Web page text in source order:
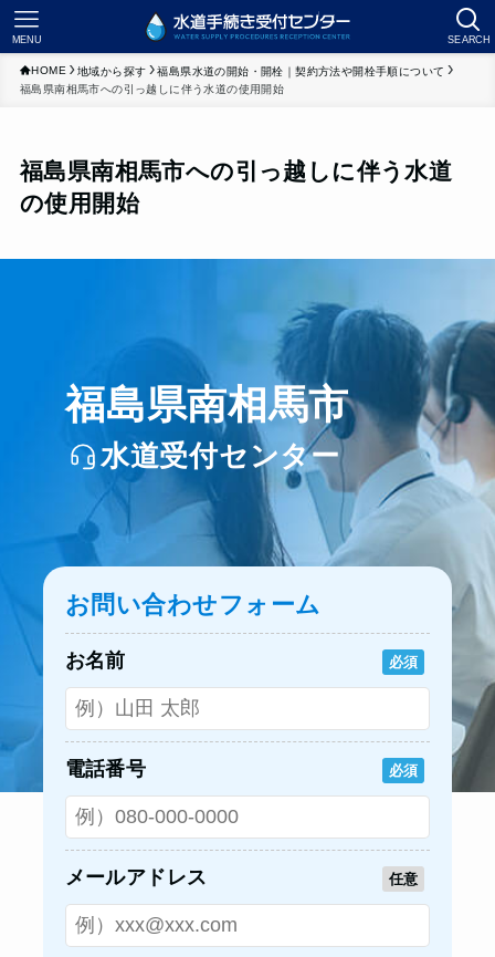
SEARCH
MENU
HOME 地域から探す
福島県水道の開始・開栓｜契約方法や開栓手順について
福島県南相馬市への引っ越しに伴う水道の使用開始
福島県南相馬市への引っ越しに伴う水道
の使用開始
福島県南相馬市
水道受付センター
お問い合わせフォーム
お名前 必須
電話番号 必須
メールアドレス 任意